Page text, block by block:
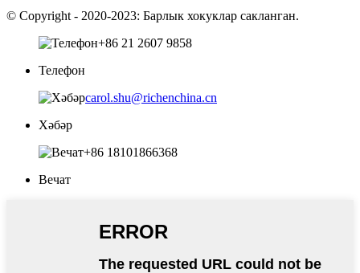
© Copyright - 2020-2023: Барлык хокуклар сакланган.
+86 21 2607 9858
Телефон
carol.shu@richenchina.cn
Хәбәр
+86 18101866368
Вечат